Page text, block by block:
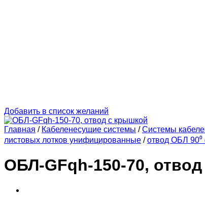
Добавить в список желаний
Главная / Кабеленесущие системы / Системы
листовых лотков унифицированные / отвод ОБЛ 90⁰
ОБЛ-GFqh-150-70,